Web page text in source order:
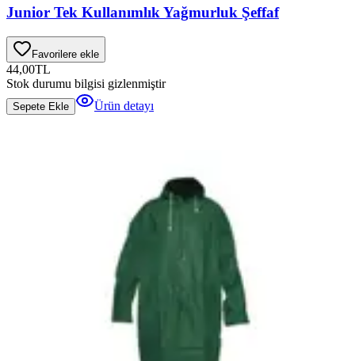
Junior Tek Kullanımlık Yağmurluk Şeffaf
Favorilere ekle
44,00TL
Stok durumu bilgisi gizlenmiştir
Sepete Ekle Ürün detayı